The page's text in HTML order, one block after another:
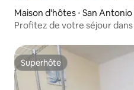
Maison d'hôtes ⋅ San
Profitez de votre séjour
Superhôte
Superhôte